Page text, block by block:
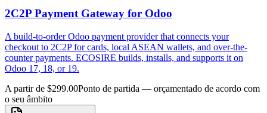
2C2P Payment Gateway for Odoo
A build-to-order Odoo payment provider that connects your
checkout to 2C2P for cards, local ASEAN wallets, and over-the-
counter payments. ECOSIRE builds, installs, and supports it on
Odoo 17, 18, or 19.
A partir de $299.00Ponto de partida — orçamentado de acordo com
o seu âmbito